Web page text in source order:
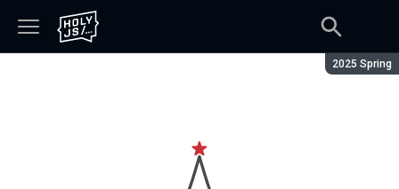
Сезон:
2025 Spring